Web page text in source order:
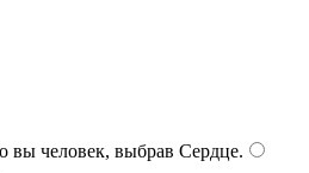
вы человек, выбрав Сердце.